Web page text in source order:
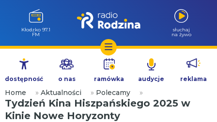
Przejdź
treści
Kłodzko 97.1
FM
słuchaj
na żywo
dostępność o nas ramówka audycje reklama
Home » Aktualności » Polecamy »
Tydzień Kina Hiszpańskiego 2025 w
Kinie Nowe Horyzonty